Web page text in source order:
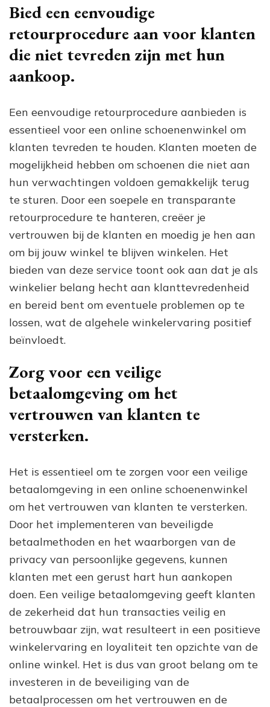
Bied een eenvoudige
retourprocedure aan voor klanten
die niet tevreden zijn met hun
aankoop.
Een eenvoudige retourprocedure aanbieden is
essentieel voor een online schoenenwinkel om
klanten tevreden te houden. Klanten moeten de
mogelijkheid hebben om schoenen die niet aan
hun verwachtingen voldoen gemakkelijk terug
te sturen. Door een soepele en transparante
retourprocedure te hanteren, creëer je
vertrouwen bij de klanten en moedig je hen aan
om bij jouw winkel te blijven winkelen. Het
bieden van deze service toont ook aan dat je als
winkelier belang hecht aan klanttevredenheid
en bereid bent om eventuele problemen op te
lossen, wat de algehele winkelervaring positief
beïnvloedt.
Zorg voor een veilige
betaalomgeving om het
vertrouwen van klanten te
versterken.
Het is essentieel om te zorgen voor een veilige
betaalomgeving in een online schoenenwinkel
om het vertrouwen van klanten te versterken.
Door het implementeren van beveiligde
betaalmethoden en het waarborgen van de
privacy van persoonlijke gegevens, kunnen
klanten met een gerust hart hun aankopen
doen. Een veilige betaalomgeving geeft klanten
de zekerheid dat hun transacties veilig en
betrouwbaar zijn, wat resulteert in een positieve
winkelervaring en loyaliteit ten opzichte van de
online winkel. Het is dus van groot belang om te
investeren in de beveiliging van de
betaalprocessen om het vertrouwen en de